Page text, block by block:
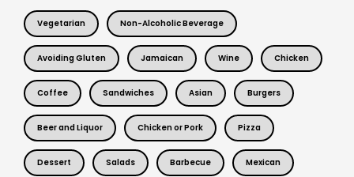
Vegetarian Non-Alcoholic Beverage
Avoiding Gluten Jamaican Wine Chicken
Coffee Sandwiches Asian Burgers
Beer and Liquor Chicken or Pork Pizza
Dessert Salads Barbecue Mexican